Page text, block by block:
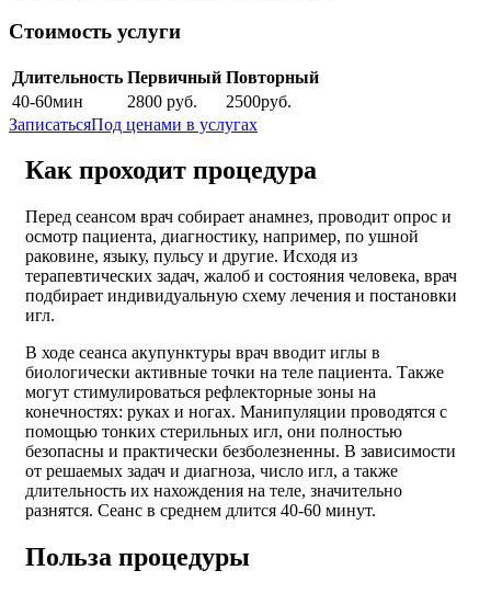
Стоимость услуги
Длительность Первичный Повторный
40-60мин 2800 руб. 2500руб.
ЗаписатьсяПод ценами в услугах
Как проходит процедура
Перед сеансом врач собирает анамнез, проводит опрос и
осмотр пациента, диагностику, например, по ушной
раковине, языку, пульсу и другие. Исходя из
терапевтических задач, жалоб и состояния человека, врач
подбирает индивидуальную схему лечения и постановки
игл.
В ходе сеанса акупунктуры врач вводит иглы в
биологически активные точки на теле пациента. Также
могут стимулироваться рефлекторные зоны на
конечностях: руках и ногах. Манипуляции проводятся с
помощью тонких стерильных игл, они полностью
безопасны и практически безболезненны. В зависимости
от решаемых задач и диагноза, число игл, а также
длительность их нахождения на теле, значительно
разнятся. Сеанс в среднем длится 40-60 минут.
Польза процедуры